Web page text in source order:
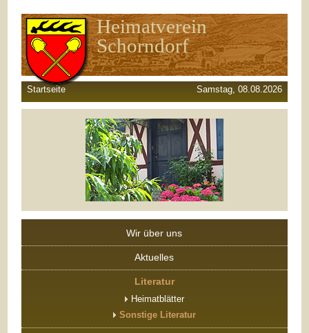
Heimatverein
Schorndorf
Startseite Samstag, 08.08.2026
Wir über uns
Aktuelles
Literatur
Heimatblätter
Sonstige Literatur